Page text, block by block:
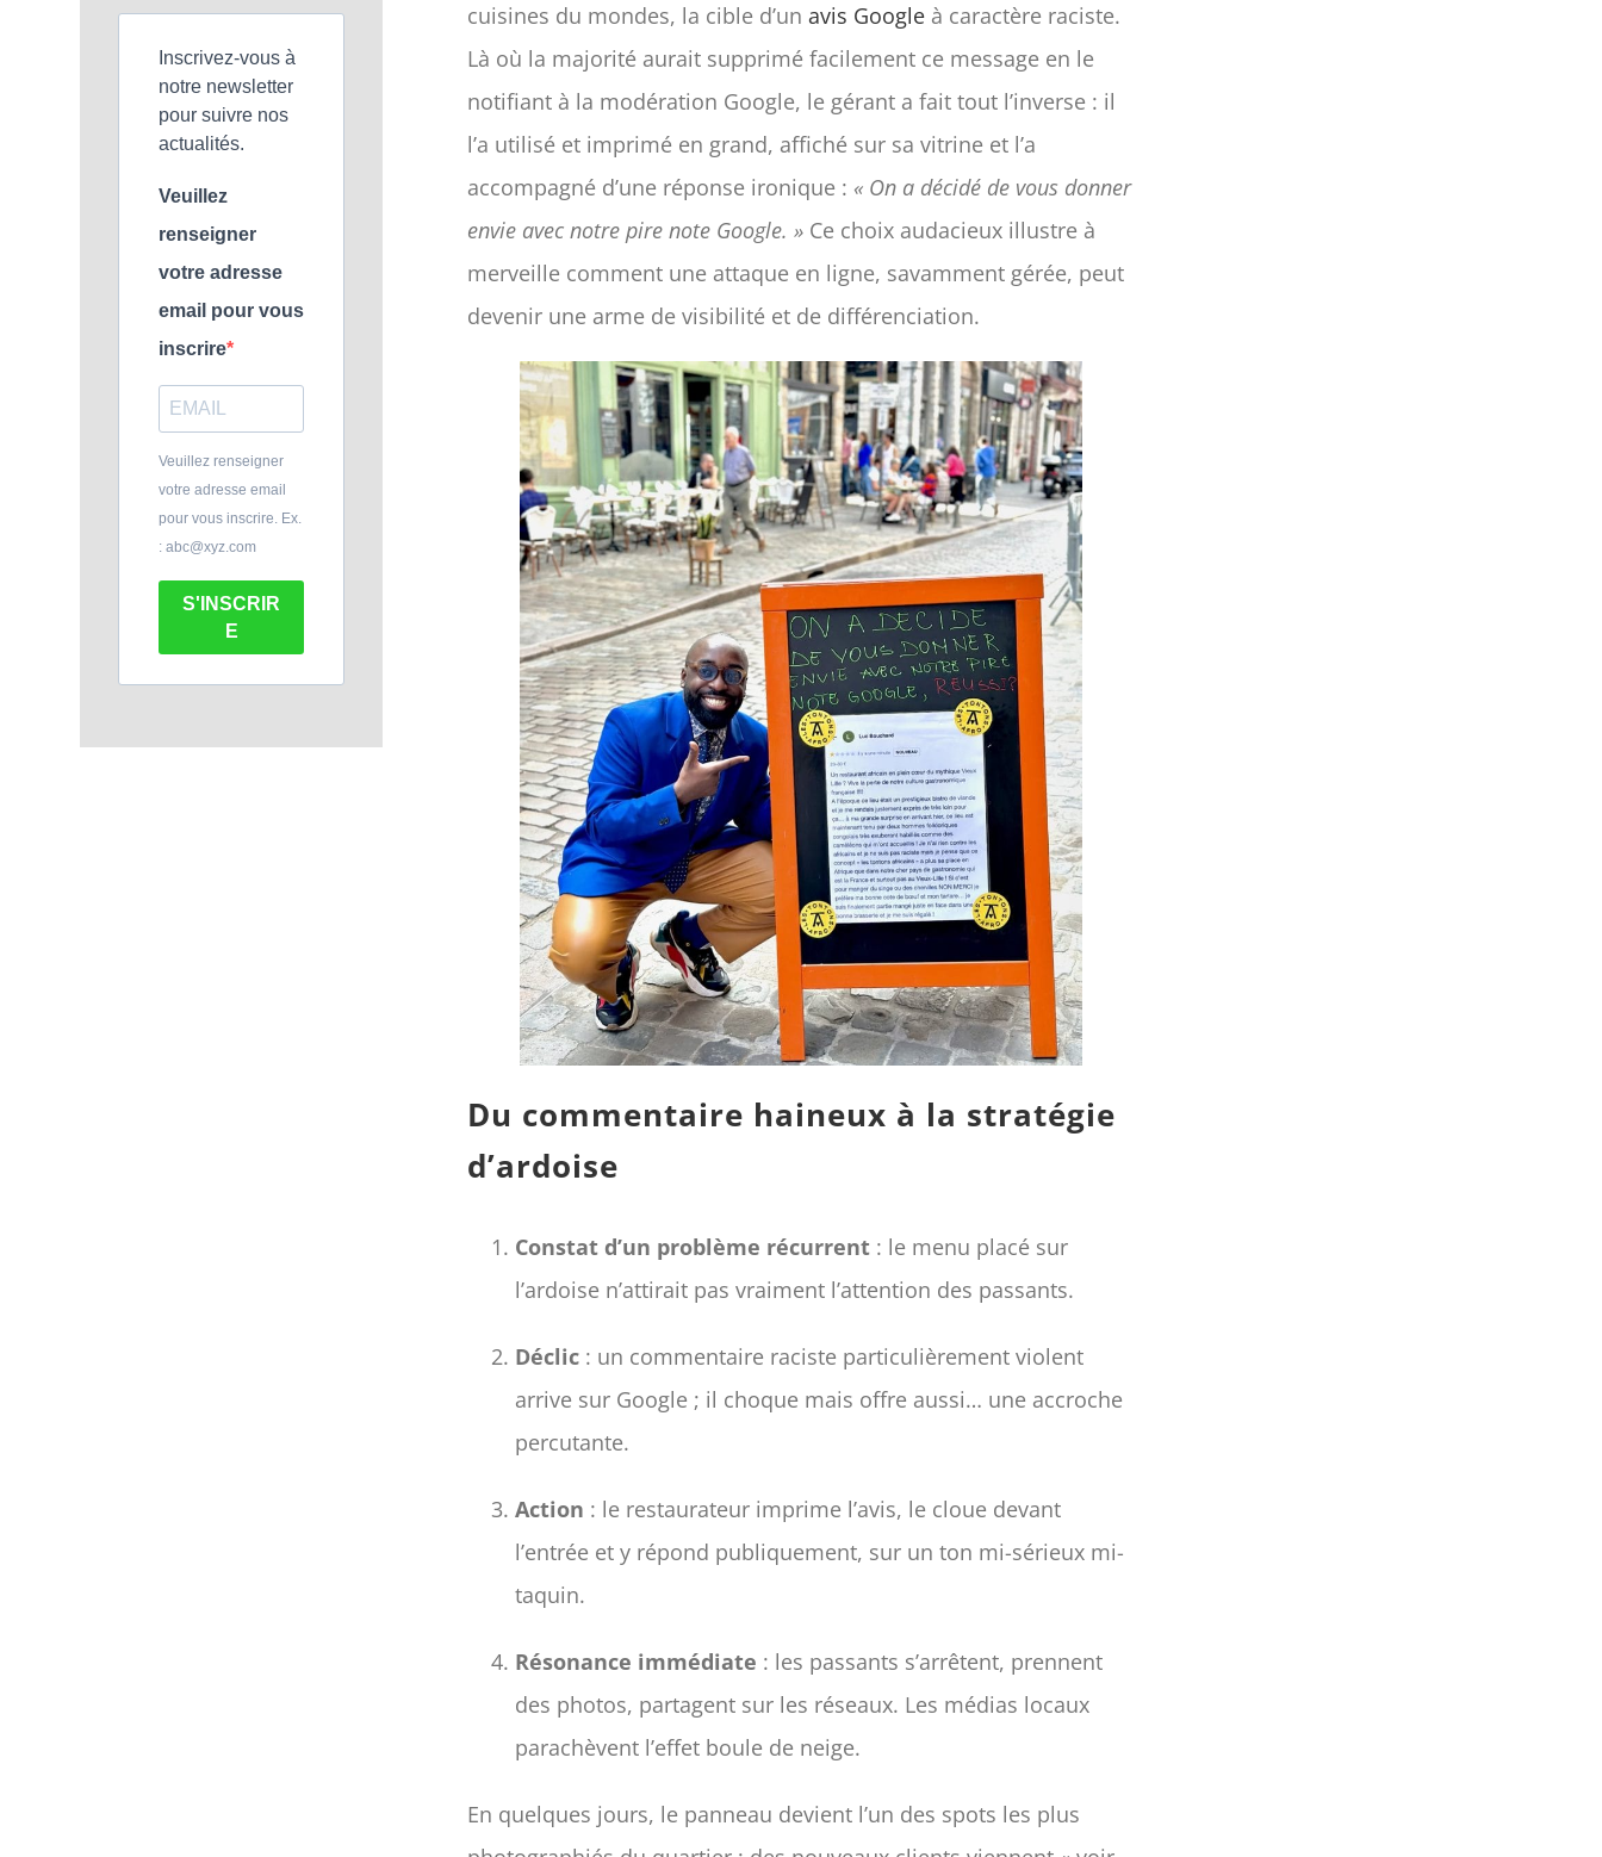
cuisines du mondes, la cible d’unavis Google à caractère raciste.
Là où la majorité aurait supprimé facilement ce message en le
notifiant à la modération Google, le gérant a fait tout l’inverse : il
l’a utilisé et imprimé en grand, affiché sur sa vitrine et l’a
accompagné d’une réponse ironique : « On a décidé de vous donner
envie avec notre pire note Google. » Ce choix audacieux illustre à
merveille comment une attaque en ligne, savamment gérée, peut
devenir une arme de visibilité et de différenciation.
Du commentaire haineux à la stratégie
d’ardoise
Constat d’un problème récurrent : le menu placé sur
l’ardoise n’attirait pas vraiment l’attention des passants.
Déclic : un commentaire raciste particulièrement violent
arrive sur Google ; il choque mais offre aussi… une accroche
percutante.
Action : le restaurateur imprime l’avis, le cloue devant
l’entrée et y répond publiquement, sur un ton mi-sérieux mi-
taquin.
Résonance immédiate : les passants s’arrêtent, prennent
des photos, partagent sur les réseaux. Les médias locaux
parachèvent l’effet boule de neige.
En quelques jours, le panneau devient l’un des spots les plus
Inscrivez-vous à
notre newsletter
pour suivre nos
actualités.
Veuillez
renseigner
votre adresse
email pour vous
inscrire
Veuillez renseigner
votre adresse email
pour vous inscrire. Ex.
: abc@xyz.com
S'INSCRIR
E